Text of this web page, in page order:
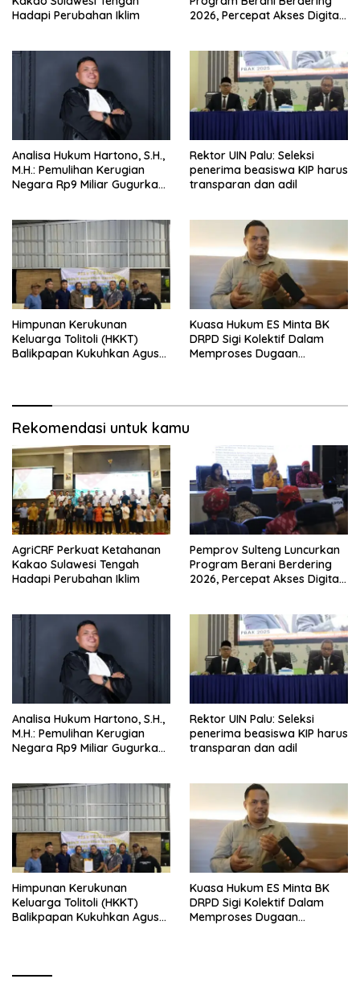
Hadapi Perubahan Iklim
2026, Percepat Akses Digital
Analisa Hukum Hartono, S.H.,
M.H.: Pemulihan Kerugian
Negara Rp9 Miliar Gugurkan
Bangunan Mess Pemda
Morowali
Rektor UIN Palu: Seleksi
penerima beasiswa KIP harus
transparan dan adil
Himpunan Kerukunan
Keluarga Tolitoli (HKKT)
Balikpapan Kukuhkan Agus
Kuasa Hukum ES Minta BK
DRPD Sigi Kolektif Dalam
Memproses Dugaan
Rekomendasi untuk kamu
AgriCRF Perkuat Ketahanan
Kakao Sulawesi Tengah
Hadapi Perubahan Iklim
Pemprov Sulteng Luncurkan
Program Berani Berdering
2026, Percepat Akses Digital
Analisa Hukum Hartono, S.H.,
M.H.: Pemulihan Kerugian
Negara Rp9 Miliar Gugurkan
Bangunan Mess Pemda
Morowali
Rektor UIN Palu: Seleksi
penerima beasiswa KIP harus
transparan dan adil
Himpunan Kerukunan
Keluarga Tolitoli (HKKT)
Balikpapan Kukuhkan Agus
Kuasa Hukum ES Minta BK
DRPD Sigi Kolektif Dalam
Memproses Dugaan